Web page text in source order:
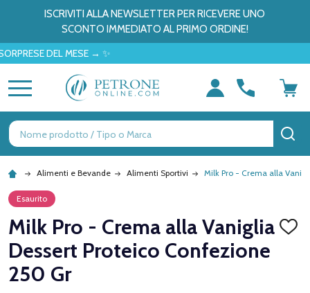
ISCRIVITI ALLA NEWSLETTER PER RICEVERE UNO
SCONTO IMMEDIATO AL PRIMO ORDINE!
DEL MESE → ✨
Ricerca
Alimenti e Bevande Alimenti Sportivi Milk Pro - Crema alla
Esaurito
Milk Pro - Crema alla Vaniglia
Dessert Proteico Confezione
250 Gr